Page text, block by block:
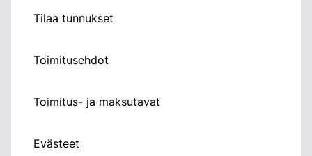
Tilaa tunnukset
Toimitusehdot
Toimitus- ja maksutavat
Evästeet